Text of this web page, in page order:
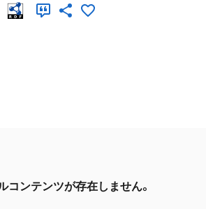
コンテンツが存在しません。